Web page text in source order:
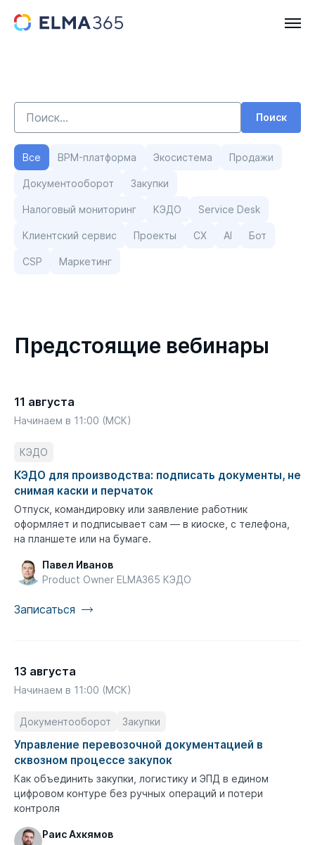
Поиск
Все BPM-платформа Экосистема Продажи
Документооборот Закупки
Налоговый мониторинг КЭДО Service Desk
Клиентский сервис Проекты CX AI Бот
СSP Маркетинг
Предстоящие вебинары
11 августа
Начинаем в 11:00 (МСК)
КЭДО
КЭДО для производства: подписать документы, не
снимая каски и перчаток
Отпуск, командировку или заявление работник
оформляет и подписывает сам — в киоске, с телефона,
на планшете или на бумаге.
Павел Иванов
Product Owner ELMA365 КЭДО
Записаться
13 августа
Начинаем в 11:00 (МСК)
Документооборот Закупки
Управление перевозочной документацией в
сквозном процессе закупок
Как объединить закупки, логистику и ЭПД в едином
цифровом контуре без ручных операций и потери
контроля
Раис Ахкямов